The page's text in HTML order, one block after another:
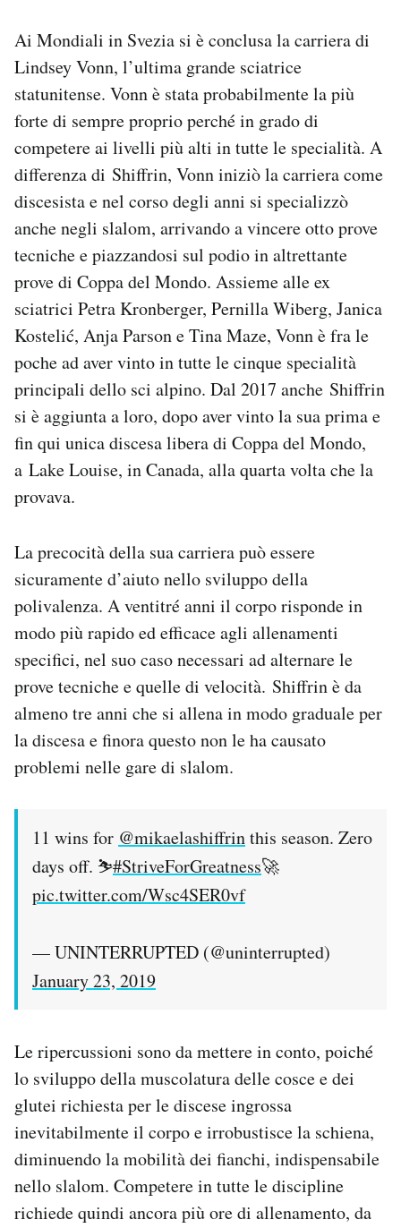
Ai Mondiali in Svezia si è conclusa la carriera di
Lindsey Vonn, l’ultima grande sciatrice
statunitense. Vonn è stata probabilmente la più
forte di sempre proprio perché in grado di
competere ai livelli più alti in tutte le specialità. A
differenza di Shiffrin, Vonn iniziò la carriera come
discesista e nel corso degli anni si specializzò
anche negli slalom, arrivando a vincere otto prove
tecniche e piazzandosi sul podio in altrettante
prove di Coppa del Mondo. Assieme alle ex
sciatrici Petra Kronberger, Pernilla Wiberg, Janica
Kostelić, Anja Parson e Tina Maze, Vonn è fra le
poche ad aver vinto in tutte le cinque specialità
principali dello sci alpino. Dal 2017 anche Shiffrin
si è aggiunta a loro, dopo aver vinto la sua prima e
fin qui unica discesa libera di Coppa del Mondo,
a Lake Louise, in Canada, alla quarta volta che la
provava.
La precocità della sua carriera può essere
sicuramente d’aiuto nello sviluppo della
polivalenza. A ventitré anni il corpo risponde in
modo più rapido ed efficace agli allenamenti
specifici, nel suo caso necessari ad alternare le
prove tecniche e quelle di velocità. Shiffrin è da
almeno tre anni che si allena in modo graduale per
la discesa e finora questo non le ha causato
problemi nelle gare di slalom.
11 wins for @mikaelashiffrinthis season. Zero
days off. ⛷#StriveForGreatness🚀
pic.twitter.com/Wsc4SER0vf
— UNINTERRUPTED (@uninterrupted)
January 23, 2019
Le ripercussioni sono da mettere in conto, poiché
lo sviluppo della muscolatura delle cosce e dei
glutei richiesta per le discese ingrossa
inevitabilmente il corpo e irrobustisce la schiena,
diminuendo la mobilità dei fianchi, indispensabile
nello slalom. Competere in tutte le discipline
richiede quindi ancora più ore di allenamento, da